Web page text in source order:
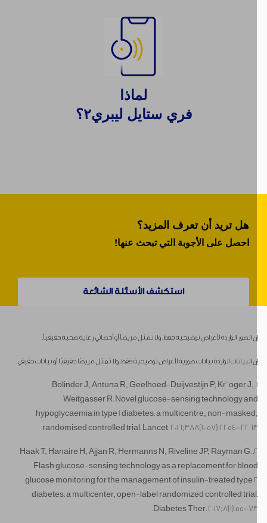
لماذا
فري ستايل ليبري٢؟
هل تريد أن تعرف المزيد؟
احصل على الأجوبة التي تبحث عنها!
استكشف الأسئلة الشائعة
الصور الواردة لأغراض توضيحية فقط. ولا تمثل مريضاً أو أخصائي رعاية صحية حقيقياً.
البيانات الواردة بيانات صورية لأغراض توضيحية فقط. ولا تمثل مريضًا حقيقيًا أو بيانات حقيقي.
1. Bolinder J, Antuna R, Geelhoed-Duijvestijn P, Kr¨oger J,
Weitgasser R. Novel glucose-sensing technology
hypoglycaemia in type 1 diabetes: a multicentre, non-
randomised controlled trial. Lancet.
2. Haak T, Hanaire H, Ajjan R, Hermanns N, Riveline JP, Rayman G.
Flash glucose-sensing technology as a replacement for
glucose monitoring for the management of insulin-treated type
diabetes: a multicenter, open-label randomized controlled
Diabetes Ther.